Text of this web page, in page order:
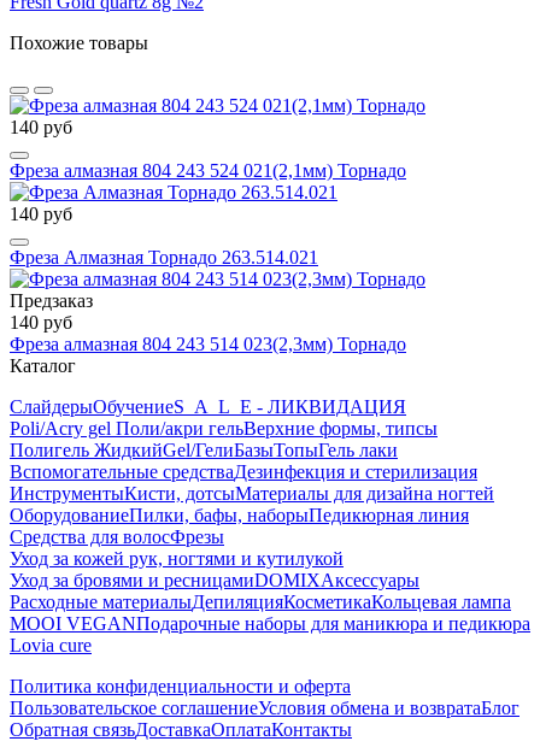
Похожие товары
140 руб
Фреза алмазная 804 243 524 021(2,1мм) Торнадо
140 руб
Фреза Алмазная Торнадо 263.514.021
Предзаказ
140 руб
Фреза алмазная 804 243 514 023(2,3мм) Торнадо
Каталог
СлайдерыОбучениеS_A_L_E - ЛИКВИДАЦИЯ
Poli/Acry gel Поли/акри гельВерхние формы, типсы
Полигель ЖидкийGel/ГелиБазыТопыГель лаки
Вспомогательные средстваДезинфекция и стерилизация
ИнструментыКисти, дотсыМатериалы для дизайна ногтей
ОборудованиеПилки, бафы, наборыПедикюрная линия
Средства для волосФрезы
Уход за кожей рук, ногтями и кутилукой
Уход за бровями и ресницамиDOMIXАксессуары
Расходные материалыДепиляцияКосметикаКольцевая лампа
MOOI VEGANПодарочные наборы для маникюра и педикюра
Lovia cure
Политика конфиденциальности и оферта
Пользовательское соглашениеУсловия обмена и возвратаБлог
Обратная связьДоставкаОплатаКонтакты